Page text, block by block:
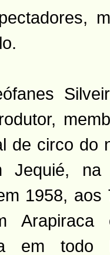
de circo do
Jequié, na
1958,
em todo